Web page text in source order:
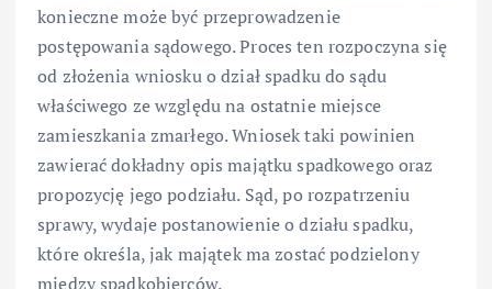
konieczne może być przeprowadzenie
postępowania sądowego. Proces ten rozpoczyna się
od złożenia wniosku o dział spadku do sądu
właściwego ze względu na ostatnie miejsce
zamieszkania zmarłego. Wniosek taki powinien
zawierać dokładny opis majątku spadkowego oraz
propozycję jego podziału. Sąd, po rozpatrzeniu
sprawy, wydaje postanowienie o działu spadku,
które określa, jak majątek ma zostać podzielony
między spadkobierców.